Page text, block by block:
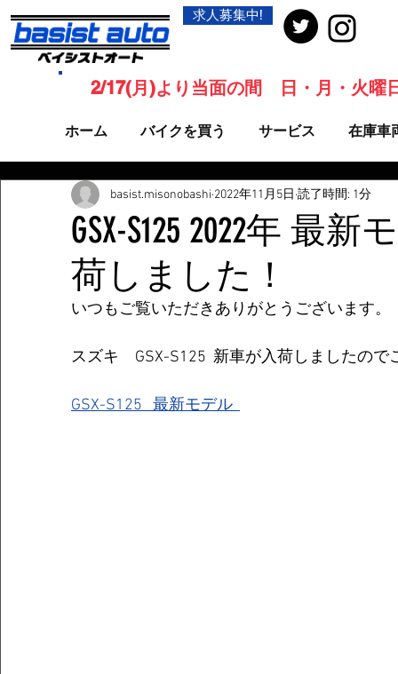
求人募集中!
ホーム バイクを買う サービス 在庫車
2/17(月)より当面の間 日・月・火曜
GSX-S125 2022年 最
荷しました！
basist.misonobashi 2022年11月5日 読了時間: 1分
いつもご覧いただきありがとうございます。
スズキ　GSX-S125  新車が入荷しましたので
GSX-S125   最新モデル